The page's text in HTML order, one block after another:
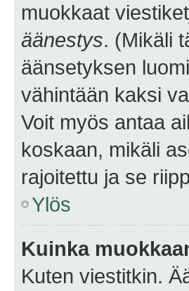
muokkaat
äänestys. (Mikäli
äänsetyksen
vähintään kaksi
Voit myös antaa
koskaan, mikäli
rajoitettu ja se
Ylös
Kuinka
Kuten viestitkin.